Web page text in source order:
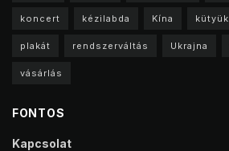
koncert kézilabda Kína kütyük
plakát rendszerváltás Ukrajna
vásárlás
FONTOS
Kapcsolat